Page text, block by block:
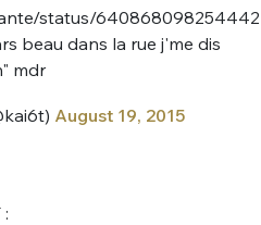
status/
beau dans la rue j'me dis
mdr
August 19, 2015